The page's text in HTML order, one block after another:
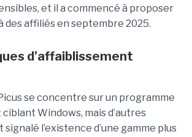
et il a commencé à proposer
des affiliés en septembre 2025.
d’affaiblissement
se concentre sur un programme
Windows, mais d’autres
l’existence d’une gamme plus